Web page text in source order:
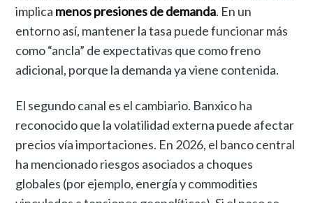
implica menos presiones de demanda. En un
entorno así, mantener la tasa puede funcionar más
como “ancla” de expectativas que como freno
adicional, porque la demanda ya viene contenida.
El segundo canal es el cambiario. Banxico ha
reconocido que la volatilidad externa puede afectar
precios vía importaciones. En 2026, el banco central
ha mencionado riesgos asociados a choques
globales (por ejemplo, energía y commodities